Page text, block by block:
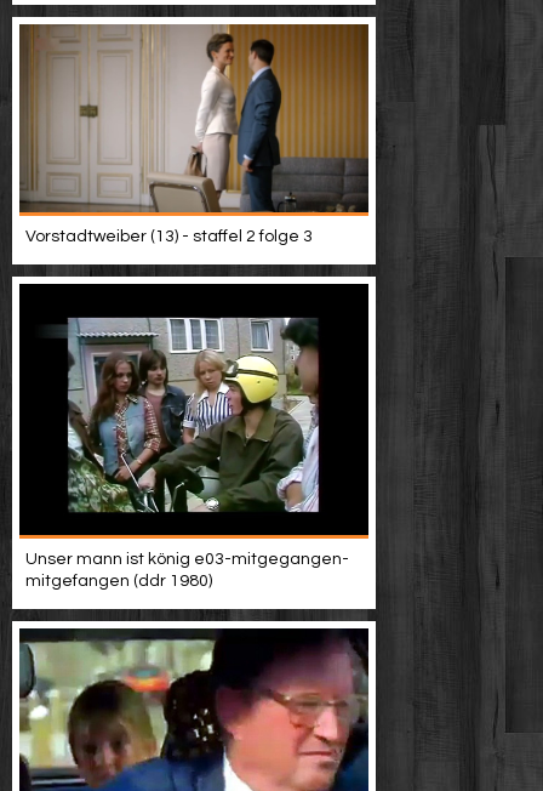
Vorstadtweiber (13) - staffel 2 folge 3
Unser mann ist könig e03-mitgegangen-
mitgefangen (ddr 1980)